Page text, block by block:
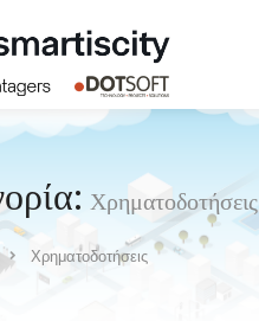
Χρηματοδοτήσεις
Χρηματοδοτήσεις